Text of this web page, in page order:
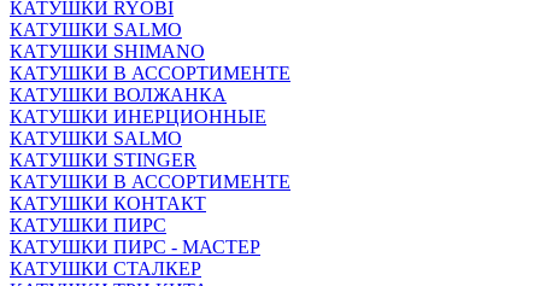
КАТУШКИ RYOBI
КАТУШКИ SALMO
КАТУШКИ SHIMANO
КАТУШКИ В АССОРТИМЕНТЕ
КАТУШКИ ВОЛЖАНКА
КАТУШКИ ИНЕРЦИОННЫЕ
КАТУШКИ SALMO
КАТУШКИ STINGER
КАТУШКИ В АССОРТИМЕНТЕ
КАТУШКИ КОНТАКТ
КАТУШКИ ПИРС
КАТУШКИ ПИРС - МАСТЕР
КАТУШКИ СТАЛКЕР